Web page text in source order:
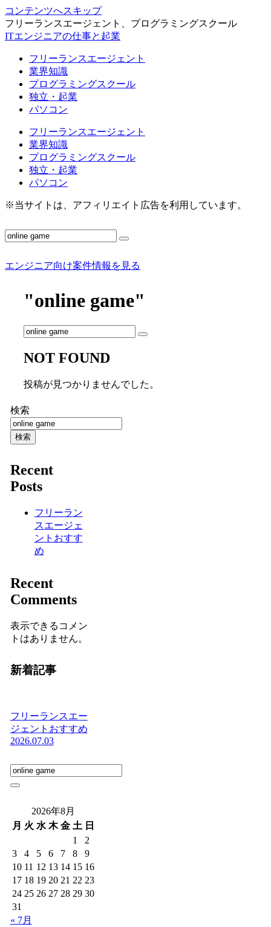
コンテンツへスキップ
フリーランスエージェント、プログラミングスクール
ITエンジニアの仕事と起業
フリーランスエージェント
業界知識
プログラミングスクール
独立・起業
パソコン
フリーランスエージェント
業界知識
プログラミングスクール
独立・起業
パソコン
※当サイトは、アフィリエイト広告を利用しています。
エンジニア向け案件情報を見る
"online game"
NOT FOUND
投稿が見つかりませんでした。
検索
検索
Recent
Posts
フリーラン
スエージェ
ントおすす
め
Recent
Comments
表示できるコメン
トはありません。
新着記事
フリーランスエー
ジェントおすすめ
2026.07.03
2026年8月
月 火 水 木 金 土 日
1
2
3
4 5 6 7 8
9
10 11 12 13 14 15 16
17 18 19 20 21 22 23
24 25 26 27 28 29 30
31
« 7月